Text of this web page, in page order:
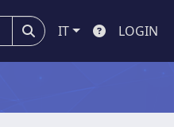
IT LOGIN